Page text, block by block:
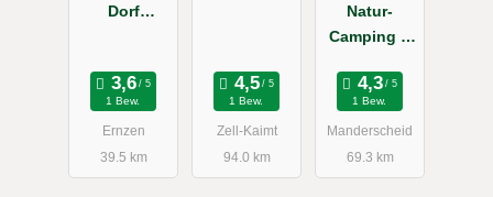
Dorf
1 Bew.
Ernzen
39.5 km
1 Bew.
Zell-Kaimt
94.0 km
Natur-
Camping &
ndorf
Vulkaneifel
1 Bew.
Manderscheid
69.3 km